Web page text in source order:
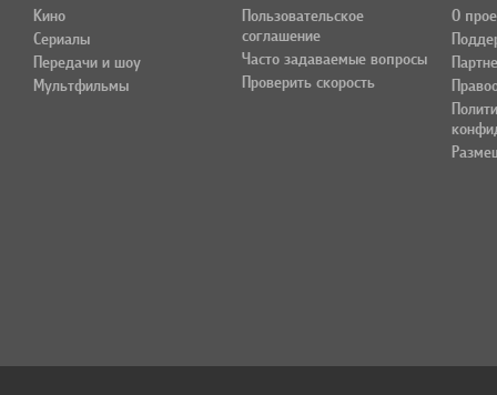
Кино
Сериалы
Передачи и шоу
Мультфильмы
Пользовательское
соглашение
Часто задаваемые вопросы
Проверить скорость
О